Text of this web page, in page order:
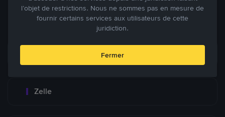
Principaux modes de paiement
Zelle
l’objet de restrictions. Nous ne sommes pas en mesure de
fournir certains services aux utilisateurs de cette
juridiction.
Fermer